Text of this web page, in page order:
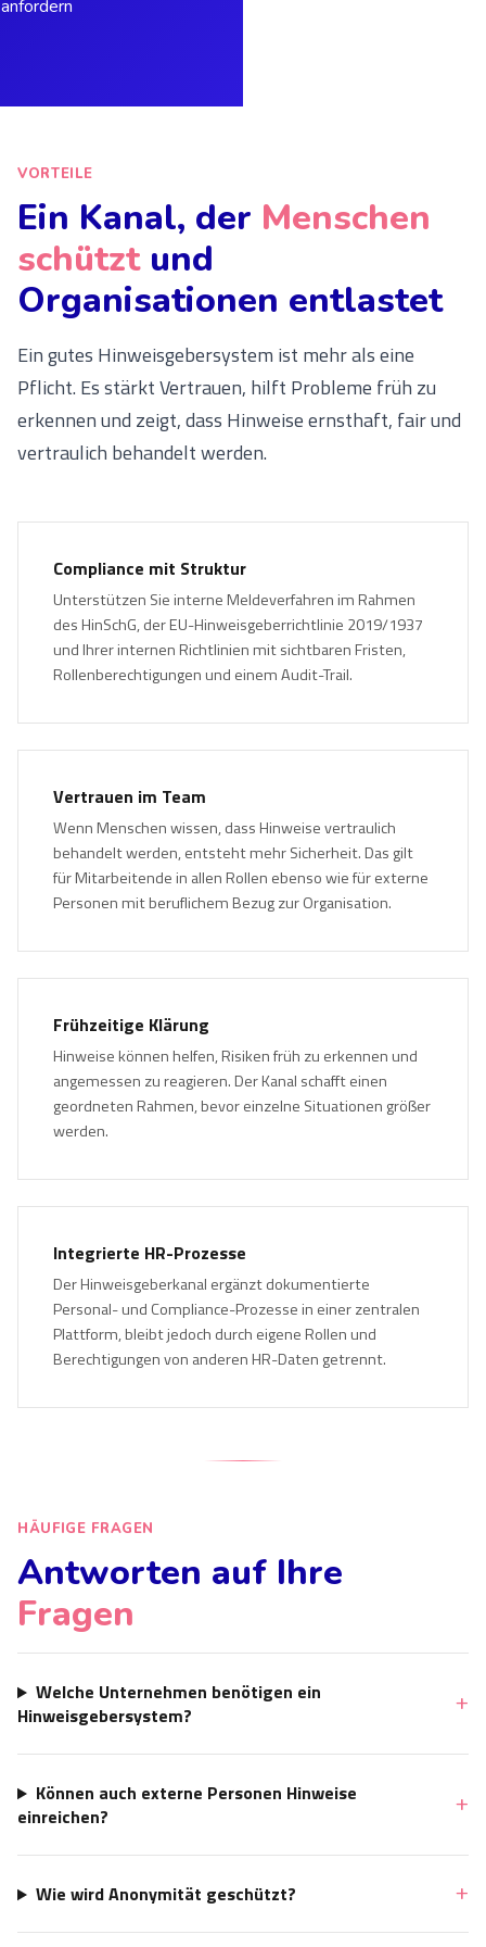
VORTEILE
Ein Kanal, der Menschen
schütztund
Organisationen entlastet
Ein gutes Hinweisgebersystem ist mehr als eine
Pflicht. Es stärkt Vertrauen, hilft Probleme früh zu
erkennen und zeigt, dass Hinweise ernsthaft, fair und
vertraulich behandelt werden.
Compliance mit Struktur
Unterstützen Sie interne Meldeverfahren im Rahmen
des HinSchG, der EU-Hinweisgeberrichtlinie 2019/1937
und Ihrer internen Richtlinien mit sichtbaren Fristen,
Rollenberechtigungen und einem Audit-Trail.
Vertrauen im Team
Wenn Menschen wissen, dass Hinweise vertraulich
behandelt werden, entsteht mehr Sicherheit. Das gilt
für Mitarbeitende in allen Rollen ebenso wie für externe
Personen mit beruflichem Bezug zur Organisation.
Frühzeitige Klärung
Hinweise können helfen, Risiken früh zu erkennen und
angemessen zu reagieren. Der Kanal schafft einen
geordneten Rahmen, bevor einzelne Situationen größer
werden.
Integrierte HR-Prozesse
Der Hinweisgeberkanal ergänzt dokumentierte
Personal- und Compliance-Prozesse in einer zentralen
Plattform, bleibt jedoch durch eigene Rollen und
Berechtigungen von anderen HR-Daten getrennt.
HÄUFIGE FRAGEN
Antworten auf Ihre
Fragen
Welche Unternehmen benötigen ein
Hinweisgebersystem?
Können auch externe Personen Hinweise
einreichen?
Wie wird Anonymität geschützt?